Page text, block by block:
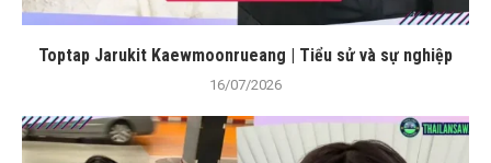
Toptap Jarukit Kaewmoonrueang | Tiểu sử và sự nghiệp
16/07/2026